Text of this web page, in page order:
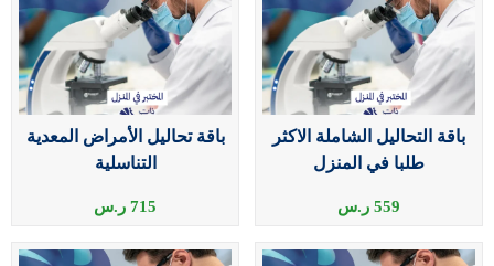
باقة التحاليل الشاملة الاكثر
طلبا في المنزل
559 ر.س
باقة تحاليل الأمراض المعدية
التناسلية
715 ر.س